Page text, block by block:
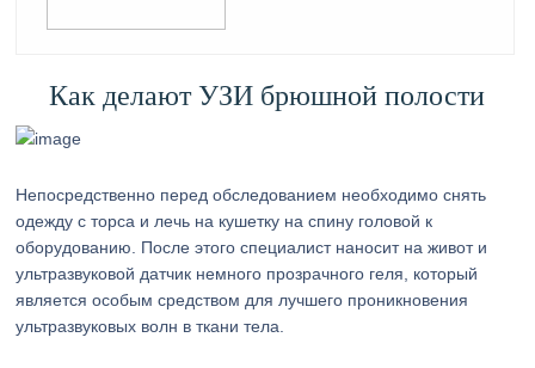
Как делают УЗИ брюшной полости
Непосредственно перед обследованием необходимо снять
одежду с торса и лечь на кушетку на спину головой к
оборудованию. После этого специалист наносит на живот и
ультразвуковой датчик немного прозрачного геля, который
является особым средством для лучшего проникновения
ультразвуковых волн в ткани тела.